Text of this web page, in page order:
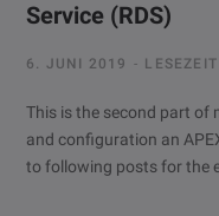
Service (RDS)
6. JUNI 2019
This is the second part of
and configuration an
to following posts for the